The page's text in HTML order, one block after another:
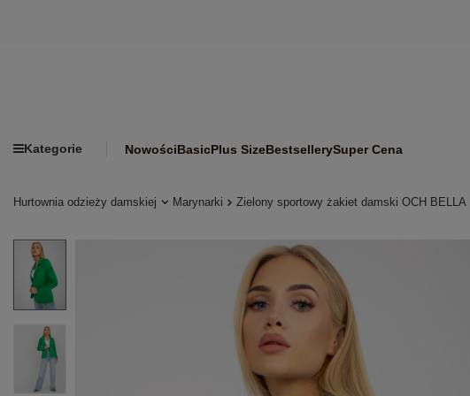
Kategorie NowościBasicPlus SizeBestsellerySuper Cena
Hurtownia odzieży damskiej Marynarki Zielony sportowy żakiet damski OCH BELLA